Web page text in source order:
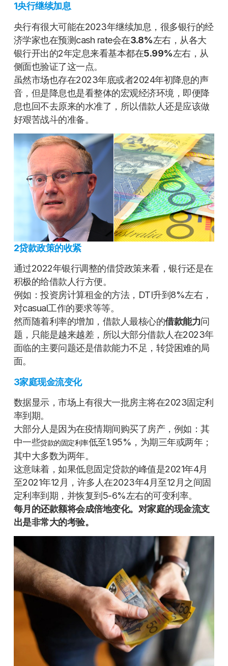
1央行继续加息
央行有很大可能在2023年继续加息，很多银行的经
济学家也在预测cash rate会在3.8%左右，从各大
银行开出的2年定息来看基本都在5.99%左右，从
侧面也验证了这一点。
虽然市场也存在2023年底或者2024年初降息的声
音，但是降息也是看整体的宏观经济环境，即便降
息也回不去原来的水准了，所以借款人还是应该做
好艰苦战斗的准备。
2贷款政策的收紧
通过2022年银行调整的借贷政策来看，银行还是在
积极的给借款人行方便。
例如：投资房计算租金的方法，DTI升到8%左右，
对casual工作的要求等等。
然而随着利率的增加，借款人最核心的借款能力问
题，只能是越来越差，所以大部分借款人在2023年
面临的主要问题还是借款能力不足，转贷困难的局
面。
3家庭现金流变化
数据显示，市场上有很大一批房主将在2023固定利
率到期。
大部分人是因为在疫情期间购买了房产，例如：其
中一些贷款的固定利率低至1.95%，为期三年或两年；
其中大多数为两年。
这意味着，如果低息固定贷款的峰值是2021年4月
至2021年12月，许多人在2023年4月至12月之间固
定利率到期，并恢复到5-6%左右的可变利率。
每月的还款额将会成倍地变化。对家庭的现金流支
出是非常大的考验。